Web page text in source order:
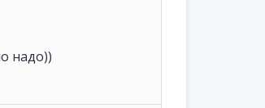
надо))